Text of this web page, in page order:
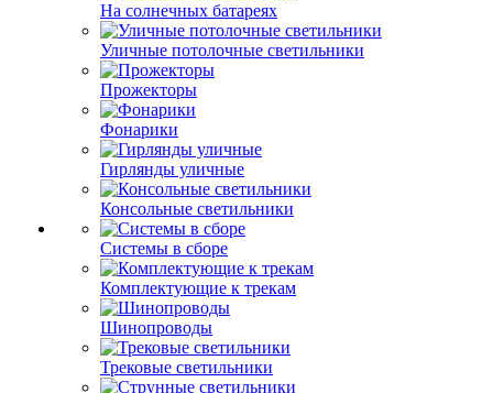
На солнечных батареях
Уличные потолочные светильники
Прожекторы
Фонарики
Гирлянды уличные
Консольные светильники
Системы в сборе
Комплектующие к трекам
Шинопроводы
Трековые светильники